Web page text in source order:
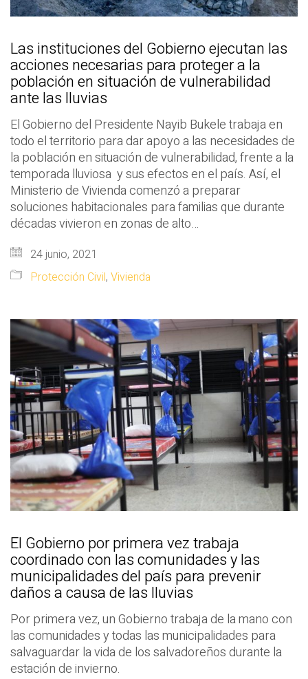
Las instituciones del Gobierno ejecutan las
acciones necesarias para proteger a la
población en situación de vulnerabilidad
ante las lluvias
El Gobierno del Presidente Nayib Bukele trabaja en
todo el territorio para dar apoyo a las necesidades de
la población en situación de vulnerabilidad, frente a la
temporada lluviosa y sus efectos en el país. Así, el
Ministerio de Vivienda comenzó a preparar
soluciones habitacionales para familias que durante
décadas vivieron en zonas de alto…
24 junio, 2021
Protección Civil, Vivienda
El Gobierno por primera vez trabaja
coordinado con las comunidades y las
municipalidades del país para prevenir
daños a causa de las lluvias
Por primera vez, un Gobierno trabaja de la mano con
las comunidades y todas las municipalidades para
salvaguardar la vida de los salvadoreños durante la
estación de invierno.